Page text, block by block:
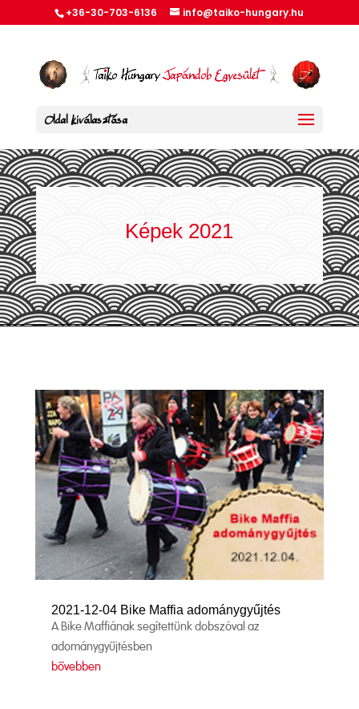
+36-30-703-6136 info@taiko-hungary.hu
Oldal kiválasztása
Képek 2021
2021-12-04 Bike Maffia adománygyűjtés
A Bike Maffiának segítettünk dobszóval az
adománygyűjtésben
bővebben